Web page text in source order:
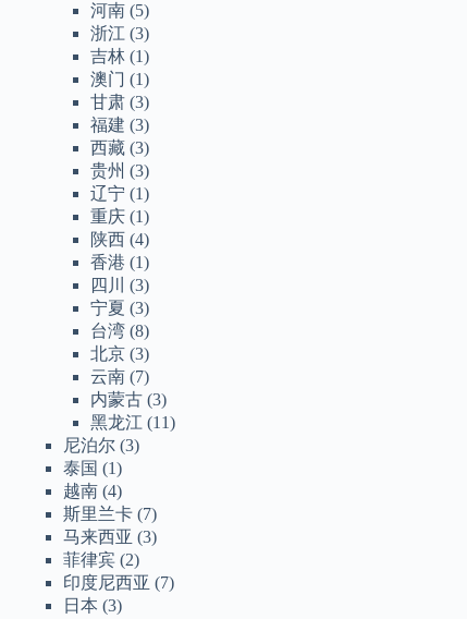
河南 (5)
浙江 (3)
吉林 (1)
澳门 (1)
甘肃 (3)
福建 (3)
西藏 (3)
贵州 (3)
辽宁 (1)
重庆 (1)
陕西 (4)
香港 (1)
四川
(3)
宁夏 (3)
台湾 (8)
北京 (3)
云南 (7)
内蒙古 (3)
黑龙江 (11)
尼泊尔 (3)
泰国 (1)
越南 (4)
斯里兰卡 (7)
马来西亚 (3)
菲律宾 (2)
印度尼西亚 (7)
日本 (3)